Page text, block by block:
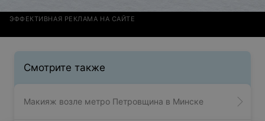
ЭФФЕКТИВНАЯ РЕКЛАМА НА САЙТЕ
Смотрите также
Макияж возле метро Петровщина в Минске